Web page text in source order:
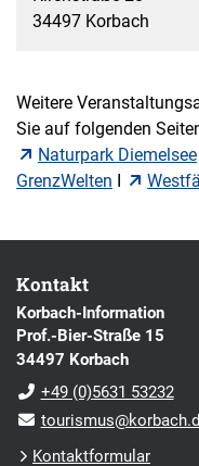
34497 Korbach
Weitere
Sie auf folgenden
Naturpark Diemelsee
GrenzWelten
Kontakt
Korbach-Information
Prof.-Bier-Straße 15
34497 Korbach
+49 (0)5631 53232
Kontaktformular